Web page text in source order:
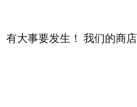
有大事要发生！ 我们的商